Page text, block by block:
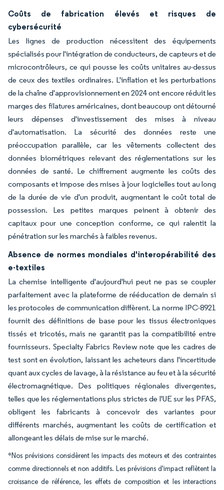
Coûts de fabrication élevés et risques de
cybersécurité
Les lignes de production nécessitent des équipements
spécialisés pour l'intégration de conducteurs, de capteurs et de
microcontrôleurs, ce qui pousse les coûts unitaires au-dessus
de ceux des textiles ordinaires. L'inflation et les perturbations
de la chaîne d'approvisionnement en 2024 ont encore réduit les
marges des filatures américaines, dont beaucoup ont détourné
leurs dépenses d'investissement des mises à niveau
d'automatisation. La sécurité des données reste une
préoccupation parallèle, car les vêtements collectent des
données biométriques relevant des réglementations sur les
données de santé. Le chiffrement augmente les coûts des
composants et impose des mises à jour logicielles tout au long
de la durée de vie d'un produit, augmentant le coût total de
possession. Les petites marques peinent à obtenir des
capitaux pour une conception conforme, ce qui ralentit la
pénétration sur les marchés à faibles revenus.
Absence de normes mondiales d'interopérabilité des
e-textiles
La chemise intelligente d'aujourd'hui peut ne pas se coupler
parfaitement avec la plateforme de rééducation de demain si
les protocoles de communication diffèrent. La norme IPC-8921
fournit des définitions de base pour les tissus électroniques
tissés et tricotés, mais ne garantit pas la compatibilité entre
fournisseurs. Specialty Fabrics Review note que les cadres de
test sont en évolution, laissant les acheteurs dans l'incertitude
quant aux cycles de lavage, à la résistance au feu et à la sécurité
électromagnétique. Des politiques régionales divergentes,
telles que les réglementations plus strictes de l'UE sur les PFAS,
obligent les fabricants à concevoir des variantes pour
différents marchés, augmentant les coûts de certification et
allongeant les délais de mise sur le marché.
*Nos prévisions considèrent les impacts des moteurs et des contraintes
comme directionnels et non additifs. Les prévisions d'impact reflètent la
croissance de référence, les effets de composition et les interactions